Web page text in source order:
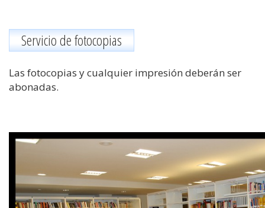
Servicio de fotocopias
Las fotocopias y cualquier impresión deberán ser
abonadas.